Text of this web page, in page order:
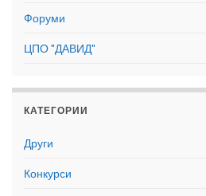
Форуми
ЦПО "ДАВИД"
КАТЕГОРИИ
Други
Конкурси